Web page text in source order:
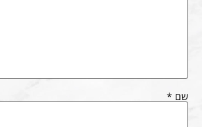
שם *